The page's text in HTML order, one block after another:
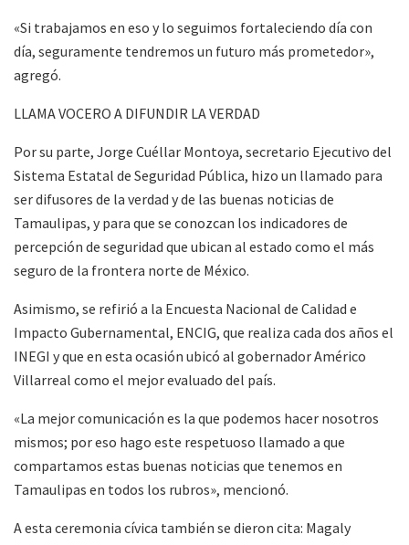
«Si trabajamos en eso y lo seguimos fortaleciendo día con
día, seguramente tendremos un futuro más prometedor»,
agregó.
LLAMA VOCERO A DIFUNDIR LA VERDAD
Por su parte, Jorge Cuéllar Montoya, secretario Ejecutivo del
Sistema Estatal de Seguridad Pública, hizo un llamado para
ser difusores de la verdad y de las buenas noticias de
Tamaulipas, y para que se conozcan los indicadores de
percepción de seguridad que ubican al estado como el más
seguro de la frontera norte de México.
Asimismo, se refirió a la Encuesta Nacional de Calidad e
Impacto Gubernamental, ENCIG, que realiza cada dos años el
INEGI y que en esta ocasión ubicó al gobernador Américo
Villarreal como el mejor evaluado del país.
«La mejor comunicación es la que podemos hacer nosotros
mismos; por eso hago este respetuoso llamado a que
compartamos estas buenas noticias que tenemos en
Tamaulipas en todos los rubros», mencionó.
A esta ceremonia cívica también se dieron cita: Magaly